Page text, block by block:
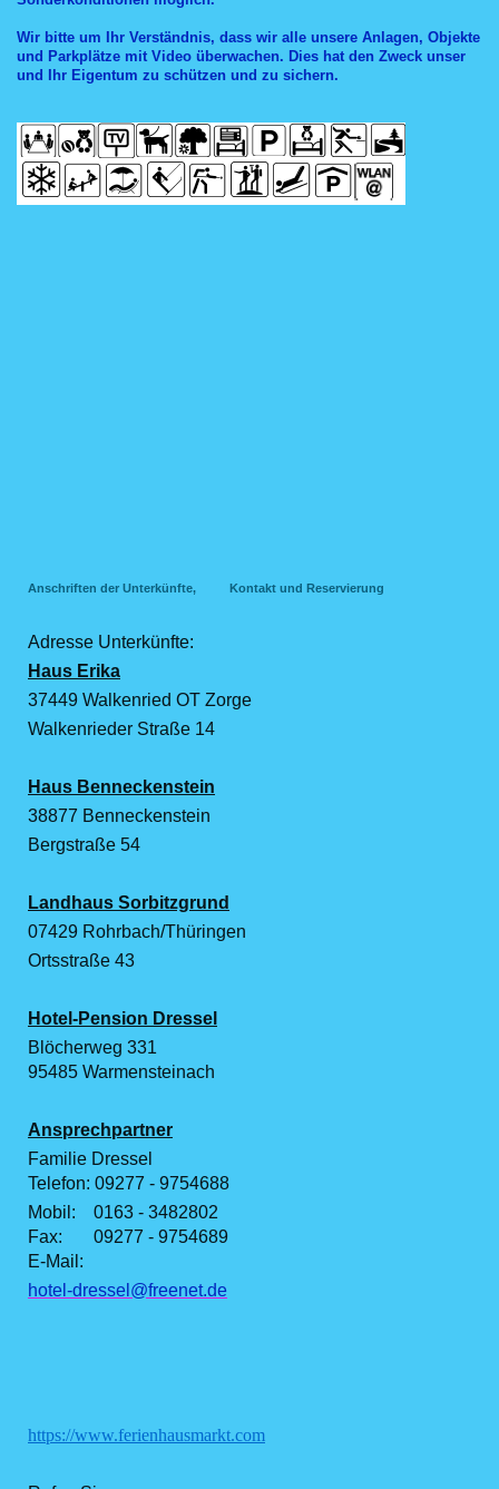
Wir bitte um Ihr Verständnis, dass wir alle unsere Anlagen, Objekte
und Parkplätze mit Video überwachen. Dies hat den Zweck unser
und Ihr Eigentum zu schützen und zu sichern.
Anschriften der Unterkünfte, Kontakt und Reservierung
Adresse Unterkünfte:
Haus Erika
37449 Walkenried OT Zorge
Walkenrieder Straße 14
Haus Benneckenstein
38877 Benneckenstein
Bergstraße 54
Landhaus Sorbitzgrund
07429 Rohrbach/Thüringen
Ortsstraße 43
Hotel-Pension Dressel
Blöcherweg 331
95485 Warmensteinach
Ansprechpartner
Familie Dressel
Telefon: 09277 - 9754688
Mobil: 0163 - 3482802
Fax: 09277 - 9754689
E-Mail:
hotel-dressel@freenet.de
https://www.ferienhausmarkt.com